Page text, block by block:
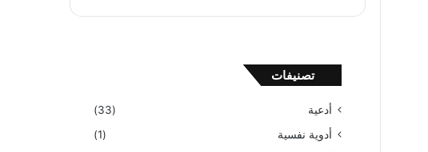
تصنيفات
أدعية
(33)
أدوية نفسية
(1)